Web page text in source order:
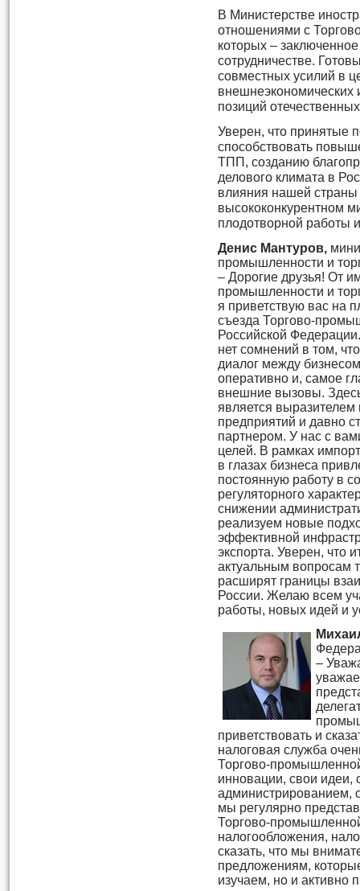
В Министерстве
отношениями с
которых –
сотрудничестве.
совместных усилий в
внешнеэкономических
позиций
Уверен, что принятые
способствовать
ТПП, созданию
делового климата в
влияния нашей
высококонкурентном
плодотворной работы
Денис Мантуров,
промышленности и
– Дорогие друзья! От
промышленности и
я приветствую вас на
съезда Торгово-
Российской
нет сомнений в том,
диалог между
оперативно и, самое
внешние вызовы.
является
предприятий и давно
партнером. У нас с
целей. В рамках
в глазах бизнеса
постоянную работу в
регуляторного
снижении
реализуем новые
эффективной
экспорта. Уверен, что
актуальным вопросам
расширят границы
России. Желаю всем
работы, новых идей и
–
приветствовать и
налоговая служба
Торгово-
инновации, свои идеи,
администрированием,
мы регулярно
Торгово-
налогообложения,
сказать, что мы
предложениям,
изучаем, но и активно